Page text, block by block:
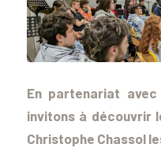
En partenariat avec
invitons à découvrir
Christophe Chassol